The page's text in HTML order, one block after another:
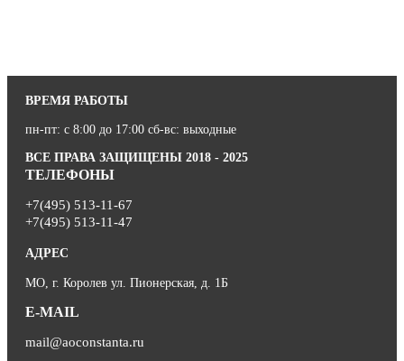
ВРЕМЯ РАБОТЫ
пн-пт: с 8:00 до 17:00 сб-вс: выходные
ВСЕ ПРАВА ЗАЩИЩЕНЫ 2018 - 2025
ТЕЛЕФОНЫ
+7(495) 513-11-67
+7(495) 513-11-47
АДРЕС
МО, г. Королев ул. Пионерская, д. 1Б
E-MAIL
mail@aoconstanta.ru